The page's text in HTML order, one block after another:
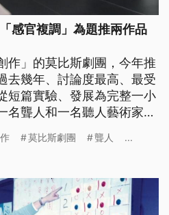
感官複調」為題推兩作品
作」的莫比斯劇團，今年推
去幾年、討論度最高、最受
短篇實驗、發展為完整一小
名聾人和一名聽人藝術家共
看見「身而為人」共同的部
莫比斯劇團 聾人 ...